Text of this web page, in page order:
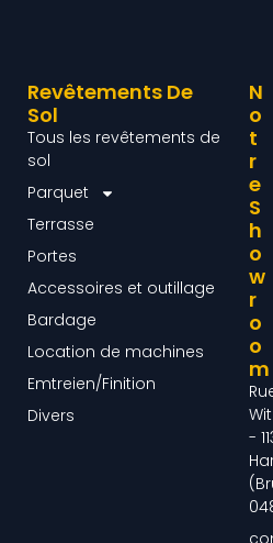
Revêtements De
Sol
Tous les revêtements de
sol
Parquet
Terrasse
Portes
Accessoires et outillage
Bardage
Location de machines
Emtreien/Finition
Divers
N
O
T
R
E
S
H
O
W
R
O
O
M
-